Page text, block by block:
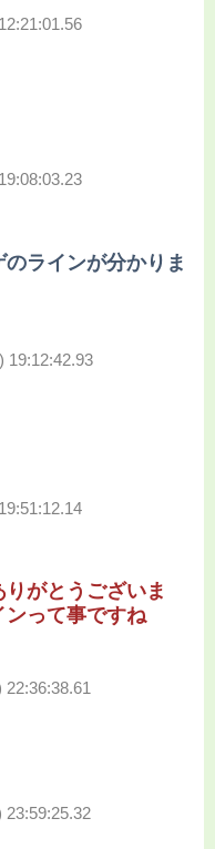
ラインが分かりま
19:12:42.93
がとうございま
って事ですね
22:36:38.61
23:59:25.32